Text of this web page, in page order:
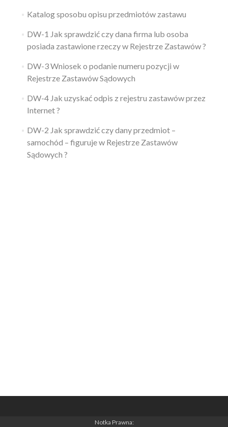
Katalog sposobu opisu przedmiotów zastawu
DW-1 Jak sprawdzić czy dana firma lub osoba
posiada zastawione rzeczy w Rejestrze Zastawów ?
DW-3 Wniosek o podanie numeru pozycji w
Rejestrze Zastawów Sądowych
DW-4 Jak uzyskać odpis z rejestru zastawów przez
Internet ?
DW-2 Jak sprawdzić czy dany przedmiot –
samochód – figuruje w Rejestrze Zastawów
Sądowych ?
Notka Prawna: